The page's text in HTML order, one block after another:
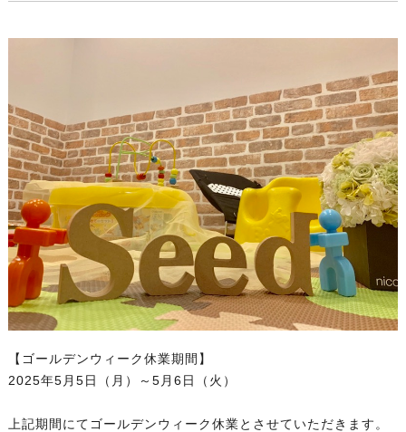
【ゴールデンウィーク休業期間】
2025年5月5日（月）～5月6日（火）
上記期間にてゴールデンウィーク休業とさせていただきます。